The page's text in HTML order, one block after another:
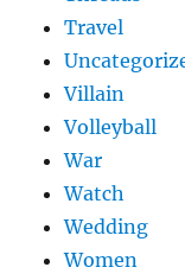
Travel
Villain
Volleyball
War
Watch
Wedding
Women